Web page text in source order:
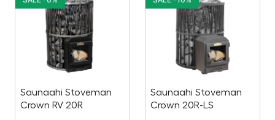
Saunaahi Stoveman
Crown RV 20R
Saunaahi Stoveman
Crown 20R-LS